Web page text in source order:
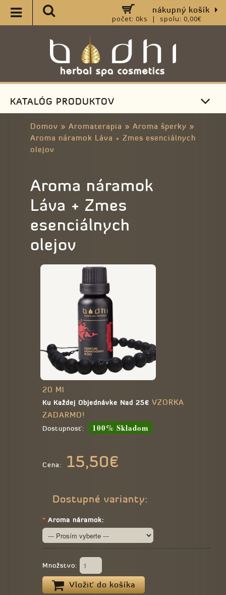
nákupný košík
počet: 0ks | spolu: 0,00€
KATALÓG PRODUKTOV
Domov » Aromaterapia » Aroma šperky »
Aroma náramok Láva + Zmes esenciálnych
olejov
Aroma náramok
Láva + Zmes
esenciálnych
olejov
20 Ml
Ku Každej Objednávke Nad 25€ VZORKA
ZADARMO!
Dostupnosť: 100% Skladom
Cena: 15,50€
Dostupné varianty:
* Aroma náramok:
Množstvo:
Vložiť do košíka